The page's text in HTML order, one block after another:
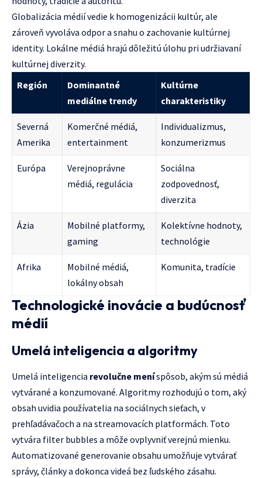
Globalizácia médií vedie k homogenizácii kultúr, ale
zároveň vyvoláva odpor a snahu o zachovanie kultúrnej
identity. Lokálne médiá hrajú dôležitú úlohu pri udržiavaní
kultúrnej diverzity.
Región
Dominantné
mediálne trendy
Kultúrne
charakteristiky
Severná
Amerika
Komerčné médiá,
entertainment
Individualizmus,
konzumerizmus
Európa
Verejnoprávne
médiá, regulácia
Sociálna
zodpovednosť,
diverzita
Ázia
Mobilné platformy,
gaming
Kolektívne hodnoty,
technológie
Afrika
Mobilné médiá,
lokálny obsah
Komunita, tradície
Technologické inovácie a budúcnosť
médií
Umelá inteligencia a algoritmy
Umelá inteligencia revolučne meníspôsob, akým sú médiá
vytvárané a konzumované. Algoritmy rozhodujú o tom, aký
obsah uvidia používatelia na sociálnych sieťach, v
prehľadávačoch a na streamovacích platformách. Toto
vytvára filter bubbles a môže ovplyvniť verejnú mienku.
Automatizované generovanie obsahu umožňuje vytvárať
správy, články a dokonca videá bez ľudského zásahu.